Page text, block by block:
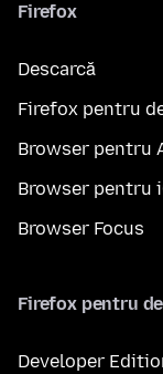
Firefox
Descarcă
Firefox pentru
Browser pentru
Browser pentru
Browser Focus
Firefox pentru
Developer